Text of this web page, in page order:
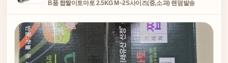
B품 짭짤이토마토 2.5KG M~2S사이즈(중,소과) 랜덤발송